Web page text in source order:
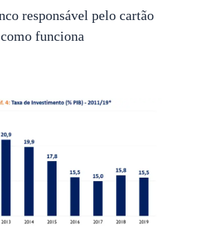
responsável pelo cartão
funciona